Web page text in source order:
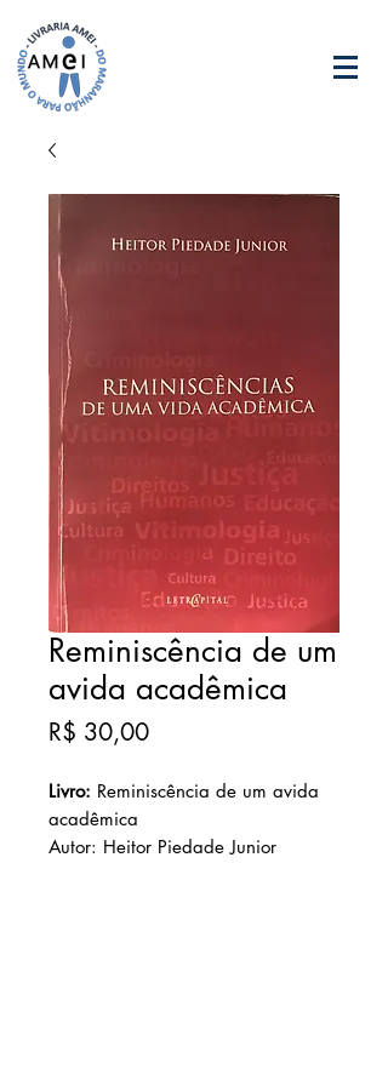
Reminiscência de um
avida acadêmica
R$ 30,00Preço
Livro: Reminiscência de um avida
acadêmica
Autor: Heitor Piedade Junior